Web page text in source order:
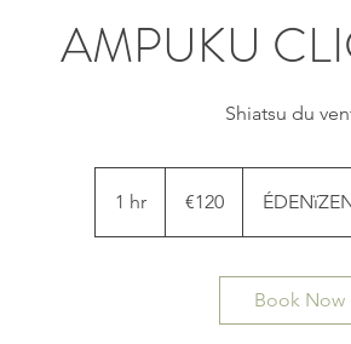
AMPUKU
Shiatsu du
1 hr
h
€120
Book Now